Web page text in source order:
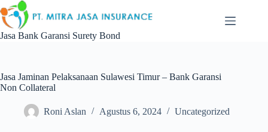
Skip
to
content
Jasa Bank Garansi Surety Bond
Jasa Jaminan Pelaksanaan Sulawesi Timur – Bank Garansi
Non Collateral
Roni Aslan Agustus 6, 2024 Uncategorized